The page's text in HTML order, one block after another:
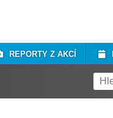
REPORTY Z AKCÍ